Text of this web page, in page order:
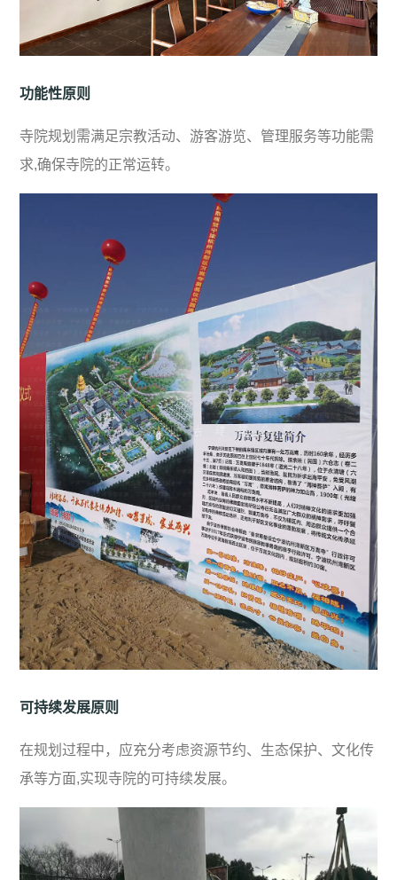
功能性原则
寺院规划需满足宗教活动、游客游览、管理服务等功能需
求,确保寺院的正常运转。
可持续发展原则
在规划过程中，应充分考虑资源节约、生态保护、文化传
承等方面,实现寺院的可持续发展。